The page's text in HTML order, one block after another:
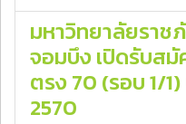
มหาวิทยาลัยราช
จอมบึง เปิดรับสมั
ตรง 70 (รอบ 1/
2570